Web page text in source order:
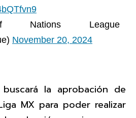
Nations League
November 20, 2024
la aprobación de
MX para poder realizar